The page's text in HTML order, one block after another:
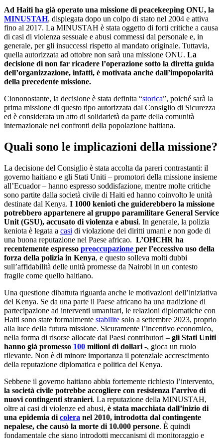
Ad Haiti ha già operato una missione di peacekeeping ONU, la
MINUSTAH, dispiegata dopo un colpo di stato nel 2004 e attiva
fino al 2017. La MINUSTAH è stata oggetto di forti critiche a causa
di casi di violenza sessuale e abusi commessi dal personale e, in
generale, per gli insuccessi rispetto al mandato originale. Tuttavia,
quella autorizzata ad ottobre non sarà una missione ONU. La
decisione di non far ricadere l’operazione sotto la diretta guida
dell’organizzazione, infatti, è motivata anche dall’impopolarità
della precedente missione.
Ciononostante, la decisione è stata definita “storica”, poiché sarà la
prima missione di questo tipo autorizzata dal Consiglio di Sicurezza
ed è considerata un atto di solidarietà da parte della comunità
internazionale nei confronti della popolazione haitiana.
Quali sono le implicazioni della missione?
La decisione del Consiglio è stata accolta da pareri contrastanti: il
governo haitiano e gli Stati Uniti – promotori della missione insieme
all’Ecuador – hanno espresso soddisfazione, mentre molte critiche
sono partite dalla società civile di Haiti ed hanno coinvolto le unità
destinate dal Kenya. I 1000 kenioti che guiderebbero la missione
potrebbero appartenere al gruppo paramilitare General Service
Unit (GSU), accusato di violenza e abusi. In generale, la polizia
keniota è legata a casi di violazione dei diritti umani e non gode di
una buona reputazione nel Paese africao. L’OHCHR ha
recentemente espresso preoccupazione per l’eccessivo uso della
forza della polizia in Kenya, e questo solleva molti dubbi
sull’affidabilità delle unità promesse da Nairobi in un contesto
fragile come quello haitiano.
Una questione dibattuta riguarda anche le motivazioni dell’iniziativa
del Kenya. Se da una parte il Paese africano ha una tradizione di
partecipazione ad interventi umanitari, le relazioni diplomatiche con
Haiti sono state formalmente stabilite solo a settembre 2023, proprio
alla luce della futura missione. Sicuramente l’incentivo economico,
nella forma di risorse allocate dai Paesi contributori – gli Stati Uniti
hanno già promesso 100 milioni di dollari -, gioca un ruolo
rilevante. Non è di minore importanza il potenziale accrescimento
della reputazione diplomatica e politica del Kenya.
Sebbene il governo haitiano abbia fortemente richiesto l’intervento,
la società civile potrebbe accogliere con resistenza l’arrivo di
nuovi contingenti stranieri. La reputazione della MINUSTAH,
oltre ai casi di violenze ed abusi, è stata macchiata dall’inizio di
una epidemia di colera nel 2010, introdotta dal contingente
nepalese, che causò la morte di 10.000 persone. È quindi
fondamentale che siano introdotti meccanismi di monitoraggio e